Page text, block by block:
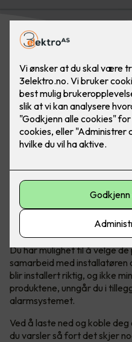
Teknologi fra
Elotec Ajax er et
som beskytter hjemmet ditt
og vannlekkasje - full
Du har mulighet til å velge
samarbeid med
blir installert riktig, og ikke
produktene, unngår du i
alarmsystemet.
Ved å laste ned og koble
du varsler så fort det skjer